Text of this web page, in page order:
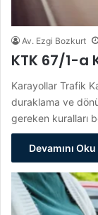
Av. Ezgi Bozkurt
KTK 67/1-a
Karayollar Trafik
duraklama ve
gereken kuralları
Devamını Oku